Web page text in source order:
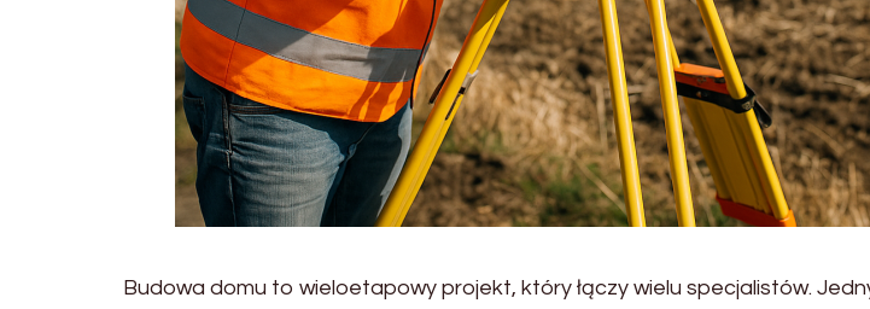
Budowa domu to wieloetapowy projekt, który łączy wielu specjalistów.